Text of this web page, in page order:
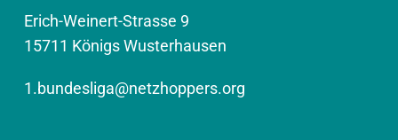
Erich-Weinert-Strasse 9
15711 Königs Wusterhausen
1.bundesliga@netzhoppers.org